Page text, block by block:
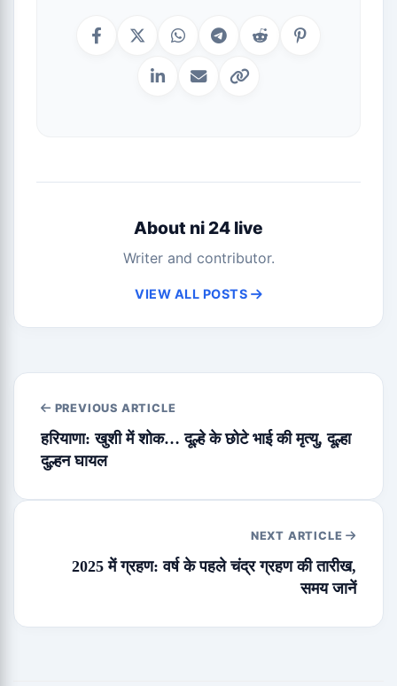
About ni 24 live
Writer and contributor.
VIEW ALL POSTS
PREVIOUS ARTICLE
हरियाणा: खुशी में शोक… दूल्हे के छोटे भाई की मृत्यु, दूल्हा
दुल्हन घायल
NEXT ARTICLE
2025 में ग्रहण: वर्ष के पहले चंद्र ग्रहण की तारीख,
समय जानें